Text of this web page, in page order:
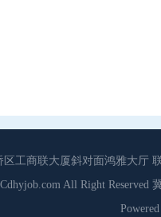
工商联大厦斜对面鸿雅大厅
All Right Reserved